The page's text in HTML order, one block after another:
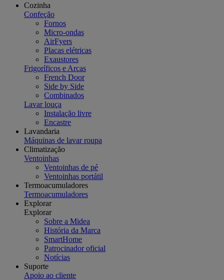
Cozinha
Confeção
Fornos
Micro-ondas
AirFyers
Placas elétricas
Exaustores
Frigoríficos e Arcas
French Door
Side by Side
Combinados
Lavar louça
Instalação livre
Encastre
Lavandaria
Máquinas de lavar roupa
Climatização
Ventoinhas
Ventoinhas de pé
Ventoinhas portátil
Termoacumuladores
Termoacumuladores
Explorar
Explorar
Sobre a Midea
História da Marca
SmartHome
Patrocinador oficial
Notícias
Suporte
Apoio ao cliente